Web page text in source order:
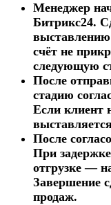
Менеджер
Битрикс24.
счёт не
следующую
После
стадию
Если клиент
После
При
отгрузке —
Завершение
продаж.